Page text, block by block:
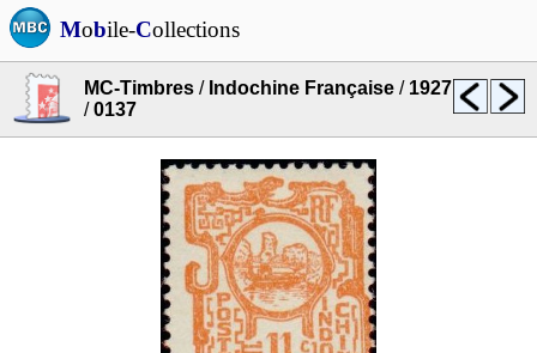
Mobile-Collections
MC-Timbres / Indochine Française / 1927
/0137